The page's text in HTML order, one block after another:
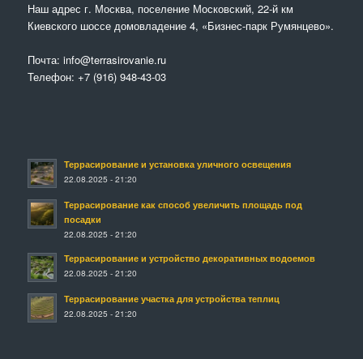
Наш адрес г. Москва, поселение Московский, 22-й км
Киевского шоссе домовладение 4, «Бизнес-парк Румянцево».
Почта: info@terrasirovanie.ru
Телефон: +7 (916) 948-43-03
Террасирование и установка уличного освещения
22.08.2025 - 21:20
Террасирование как способ увеличить площадь под
посадки
22.08.2025 - 21:20
Террасирование и устройство декоративных водоемов
22.08.2025 - 21:20
Террасирование участка для устройства теплиц
22.08.2025 - 21:20